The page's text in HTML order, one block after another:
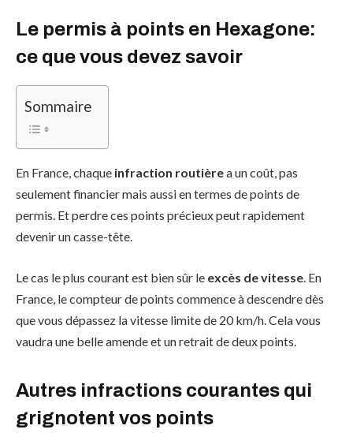
Le permis à points en Hexagone:
ce que vous devez savoir
Sommaire
En France, chaque infraction routièrea un coût, pas
seulement financier mais aussi en termes de points de
permis. Et perdre ces points précieux peut rapidement
devenir un casse-tête.
Le cas le plus courant est bien sûr le excès de vitesse . En
France, le compteur de points commence à descendre dès
que vous dépassez la vitesse limite de 20 km/h. Cela vous
vaudra une belle amende et un retrait de deux points.
Autres infractions courantes qui
grignotent vos points